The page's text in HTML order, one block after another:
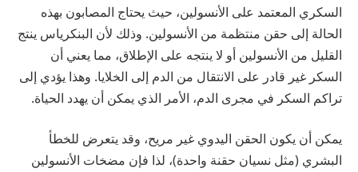
السكري المعتمد على الأنسولين، حيث يحتاج المصابون بهذه
الحالة إلى حقن منتظمة من الأنسولين. وذلك لأن البنكرياس ينتج
القليل من الأنسولين أو لا ينتجه على الإطلاق، مما يعني أن
السكر غير قادر على الانتقال من الدم إلى الخلايا. وهذا يؤدي إلى
تراكم السكر في مجرى الدم، الأمر الذي يمكن أن يهدد الحياة.
يمكن أن يكون الحقن اليدوي غير مريح، وقد يتعرض للخطأ
البشري (مثل نسيان حقنة واحدة)، لذا فإن مضخات الأنسولين